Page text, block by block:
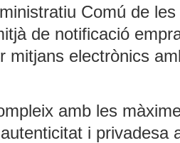
Comú de
de notificació
mitjans electrònics
amb les
i privadesa